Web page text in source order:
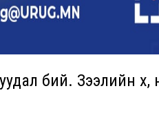
бий. Зээлийн